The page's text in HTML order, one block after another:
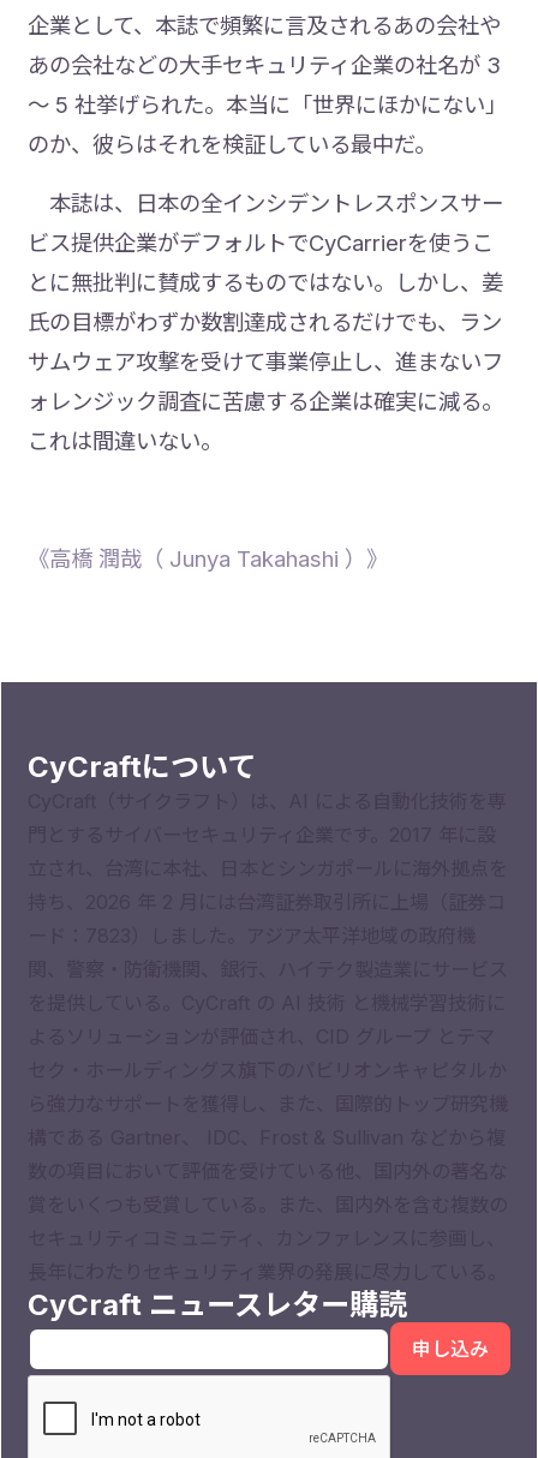
企業として、本誌で頻繁に言及されるあの会社や
あの会社などの大手セキュリティ企業の社名が 3
～ 5 社挙げられた。本当に「世界にほかにない」
のか、彼らはそれを検証している最中だ。
本誌は、日本の全インシデントレスポンスサー
ビス提供企業がデフォルトでCyCarrierを使うこ
とに無批判に賛成するものではない。しかし、姜
氏の目標がわずか数割達成されるだけでも、ラン
サムウェア攻撃を受けて事業停止し、進まないフ
ォレンジック調査に苦慮する企業は確実に減る。
これは間違いない。
《高橋 潤哉（ Junya Takahashi ）》
CyCraftについて
CyCraft ニュースレター購読